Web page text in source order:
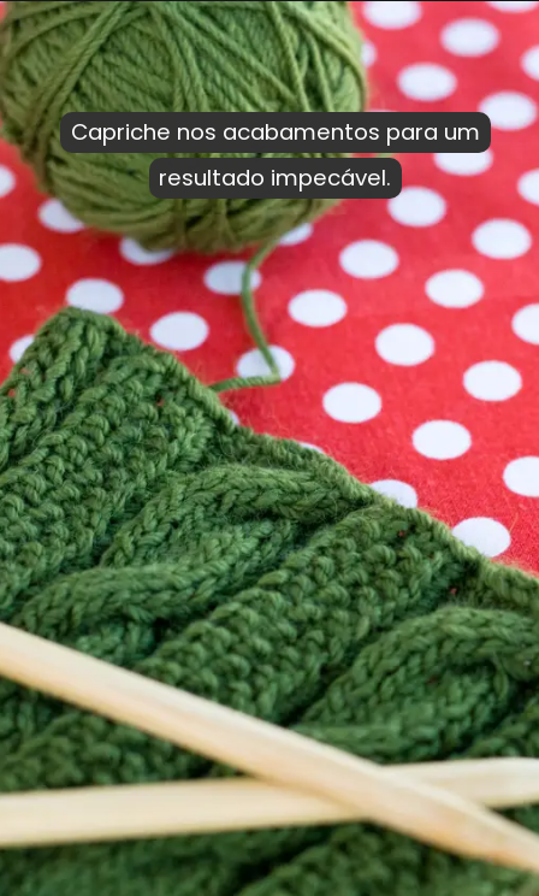
Capriche nos acabamentos para um
resultado impecável.
Capriche nos acabamentos para um
resultado impecável.